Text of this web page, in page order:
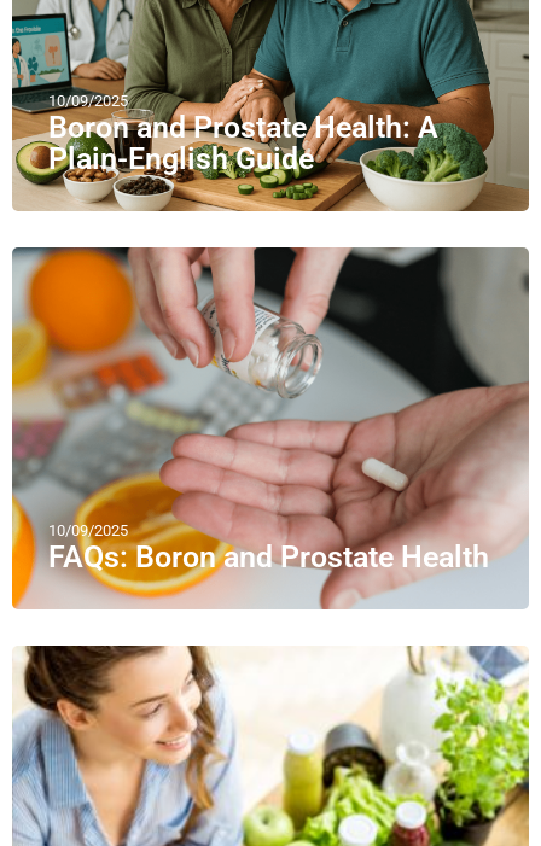
10/09/2025
Boron and Prostate Health: A
Plain-English Guide
10/09/2025
FAQs: Boron and Prostate Health